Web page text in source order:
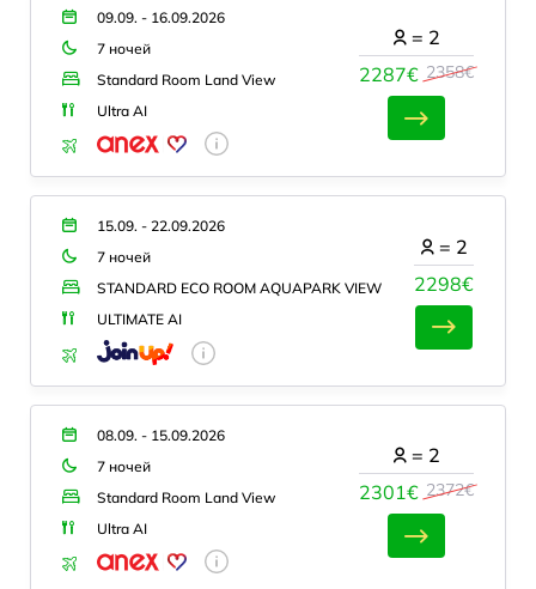
09.09. - 16.09.2026
7 ночей
Standard Room Land View
Ultra AI
2287€ 2358€
= 2
15.09. - 22.09.2026
7 ночей
STANDARD ECO ROOM AQUAPARK VIEW
ULTIMATE AI
2298€
= 2
08.09. - 15.09.2026
7 ночей
Standard Room Land View
Ultra AI
2301€ 2372€
= 2